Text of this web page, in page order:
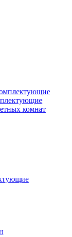
комнат